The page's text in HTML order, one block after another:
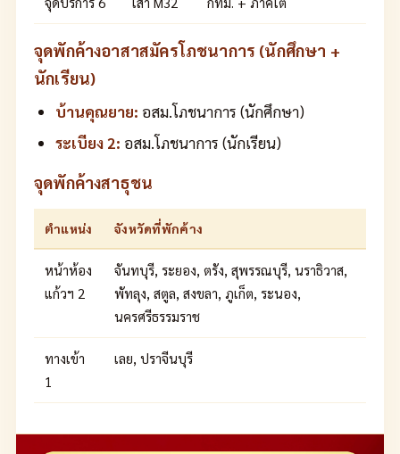
จุดพักค้างอาสาสมัครโภชนาการ (นักศึกษา +
นักเรียน)
บ้านคุณยาย: อสม.โภชนาการ (นักศึกษา)
ระเบียง 2: อสม.โภชนาการ (นักเรียน)
จุดพักค้างสาธุชน
ตำแหน่ง จังหวัดที่พักค้าง
หน้าห้อง
แก้วฯ 2
จันทบุรี, ระยอง, ตรัง, สุพรรณบุรี, นราธิวาส,
พัทลุง, สตูล, สงขลา, ภูเก็ต, ระนอง,
นครศรีธรรมราช
ทางเข้า
1
เลย, ปราจีนบุรี